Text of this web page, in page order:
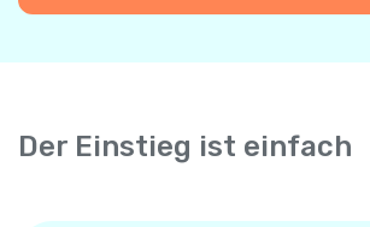
Der Einstieg ist einfach